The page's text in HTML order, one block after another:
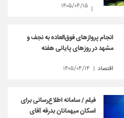
۱۴۰۵/۰۴/۱۵
انجام پروازهای فوق‌العاده به نجف و
مشهد در روزهای پایانی هفته
اقتصاد ۱۴۰۵/۰۴/۱۴
فیلم / سامانه اطلاع‌رسانی برای
اسکان میهمانان بدرقه آقای